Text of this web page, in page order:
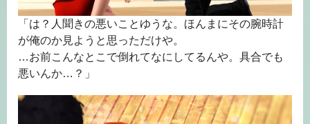
「は？人聞きの悪いことゆうな。ほんまにその腕時計
が俺のか見ようと思っただけや。
…お前こんなとこで倒れてなにしてるんや。具合でも
悪いんか…？」